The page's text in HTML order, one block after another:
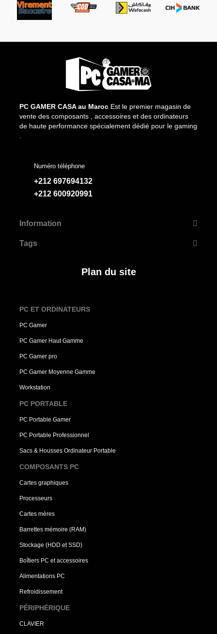
PC GAMER CASA au Maroc Est le premier magasin de
vente des composants , accessoires et des ordinateurs
de haute performance spécialement dédié pour le gaming
Numéro téléphone
+212 697694132
+212 600920991
Information
Tags
Plan du site
PC ET ORDINATEURS
PC Gamer
PC Gamer Haut Gamme
PC Gamer pro
PC Gamer Moyenne Gamme
Workstation
PC PORTABLE
PC Portable Gamer
PC Portable Professionnel
Sacs & Housses Ordinateur Portable
COMPOSANTS PC
Cartes graphiques
Processeurs
Cartes mères
Barrettes mémoire (RAM)
Stockage (HDD et SSD)
Boîtiers PC et accessoires
Alimentations PC
Refroidissement
PÉRIPHÉRIQUE
CLAVIER